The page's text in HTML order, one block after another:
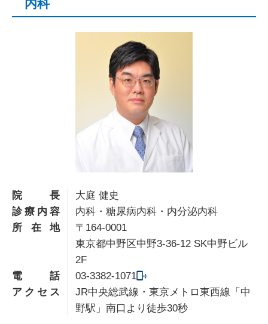
内科
院長
大庭 健史
診療内容
内科・糖尿病内科・内分泌内科
所在地
〒164-0001
東京都中野区中野3-36-12 SK中野ビル
2F
電話
03-3382-1071
アクセス
JR中央総武線・東京メトロ東西線「中
野駅」南口より徒歩30秒